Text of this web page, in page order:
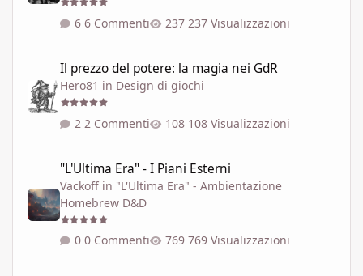
6 Commenti 237 Visualizzazioni
Il prezzo del potere: la magia nei GdR
Hero81 in Design di giochi
2 Commenti 108 Visualizzazioni
"L'Ultima Era" - I Piani Esterni
Vackoff in "L'Ultima Era" - Ambientazione
Homebrew D&D
0 Commenti 769 Visualizzazioni